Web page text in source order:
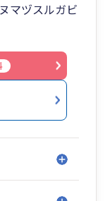
マヅスルガビ